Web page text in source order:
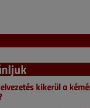
kikerül a